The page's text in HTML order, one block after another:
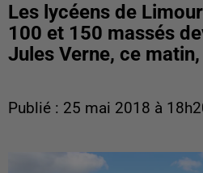
Les lycéens de
100 et 150 massés
Jules Verne, ce
Publié : 25 mai 2018 à